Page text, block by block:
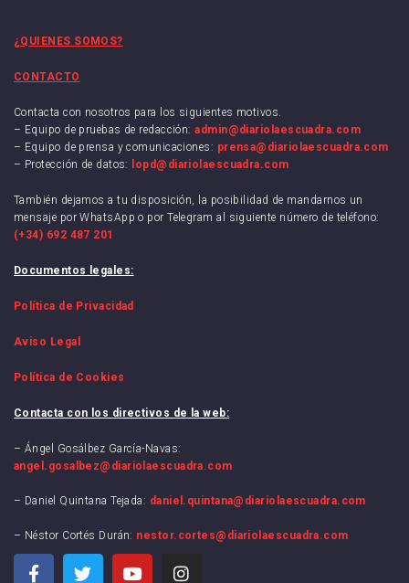
¿QUIENES SOMOS?
CONTACTO
Contacta con nosotros para los siguientes motivos.
– Equipo de pruebas de redacción:admin@diariolaescuadra.com
– Equipo de prensa y comunicaciones: prensa@diariolaescuadra.com
– Protección de datos:
lopd@diariolaescuadra.com
También dejamos a tu disposición, la posibilidad de mandarnos un
mensaje por WhatsApp o por Telegram al siguiente número de teléfono:
(+34) 692 487 201
Documentos legales:
Política de Privacidad
Aviso Legal
Política de Cookies
Contacta con los directivos de la web:
– Ángel Gosálbez García-Navas:
angel.gosalbez@diariolaescuadra.com
– Daniel Quintana Tejada: daniel.quintana@diariolaescuadra.com
– Néstor Cortés Durán: nestor.cortes@diariolaescuadra.com